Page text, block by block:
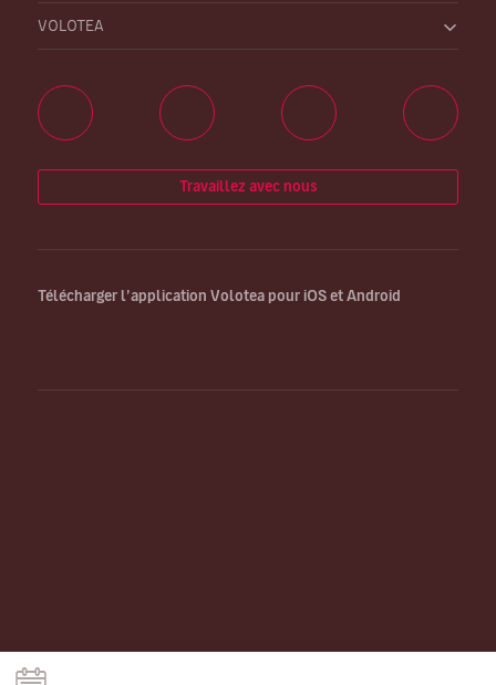
VOLOTEA
Travaillez avec nous
Télécharger l’application Volotea pour iOS et Android